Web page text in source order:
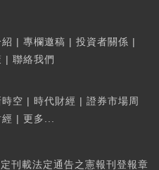
| 專欄邀稿 | 投資者關係 |
| 聯絡我們
時空 | 時代財經 | 證券市場周
| 更多...
刊載法定通告之憲報刊登報章